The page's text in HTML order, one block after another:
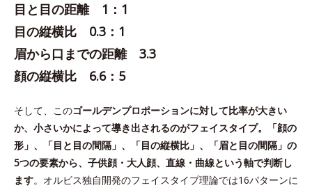
目と目の距離 1：1
目の縦横比 0.3：1
眉から口までの距離 3.3
顔の縦横比 6.6：5
そして、このゴールデンプロポーションに対して比率が大きい
か、小さいかによって導き出されるのがフェイスタイプ。「顔の
形」、「目と目の間隔」、「目の縦横比」、「眉と目の間隔」の
5つの要素から、子供顔・大人顔、直線・曲線という軸で判断し
ます。オルビス独自開発のフェイスタイプ理論では16パターンに